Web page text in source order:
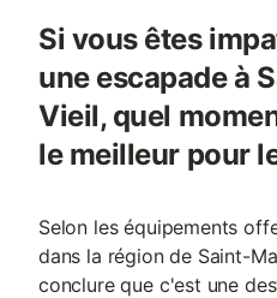
Si vous êtes
une escapade à
Vieil, quel
le meilleur pour
Selon les équipements
dans la région de Saint-
conclure que c'est une